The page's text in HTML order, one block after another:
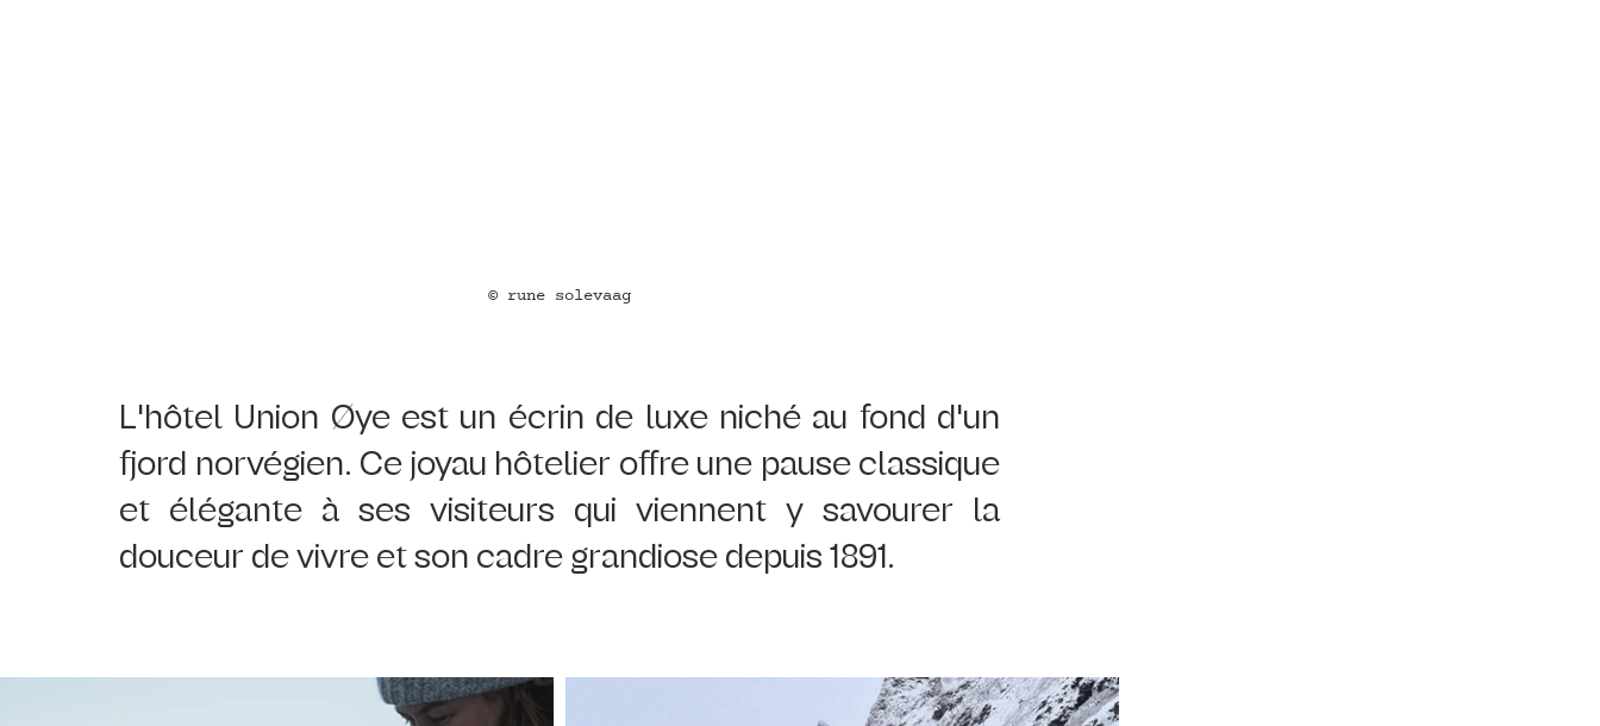
© rune solevaag
L'hôtel Union Øye est un écrin de luxe niché au fond d'un
fjord norvégien. Ce joyau hôtelier offre une pause classique
et élégante à ses visiteurs qui viennent y savourer la
douceur de vivre et son cadre grandiose depuis 1891.